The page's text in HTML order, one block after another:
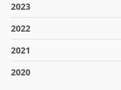
2023
2022
2021
2020